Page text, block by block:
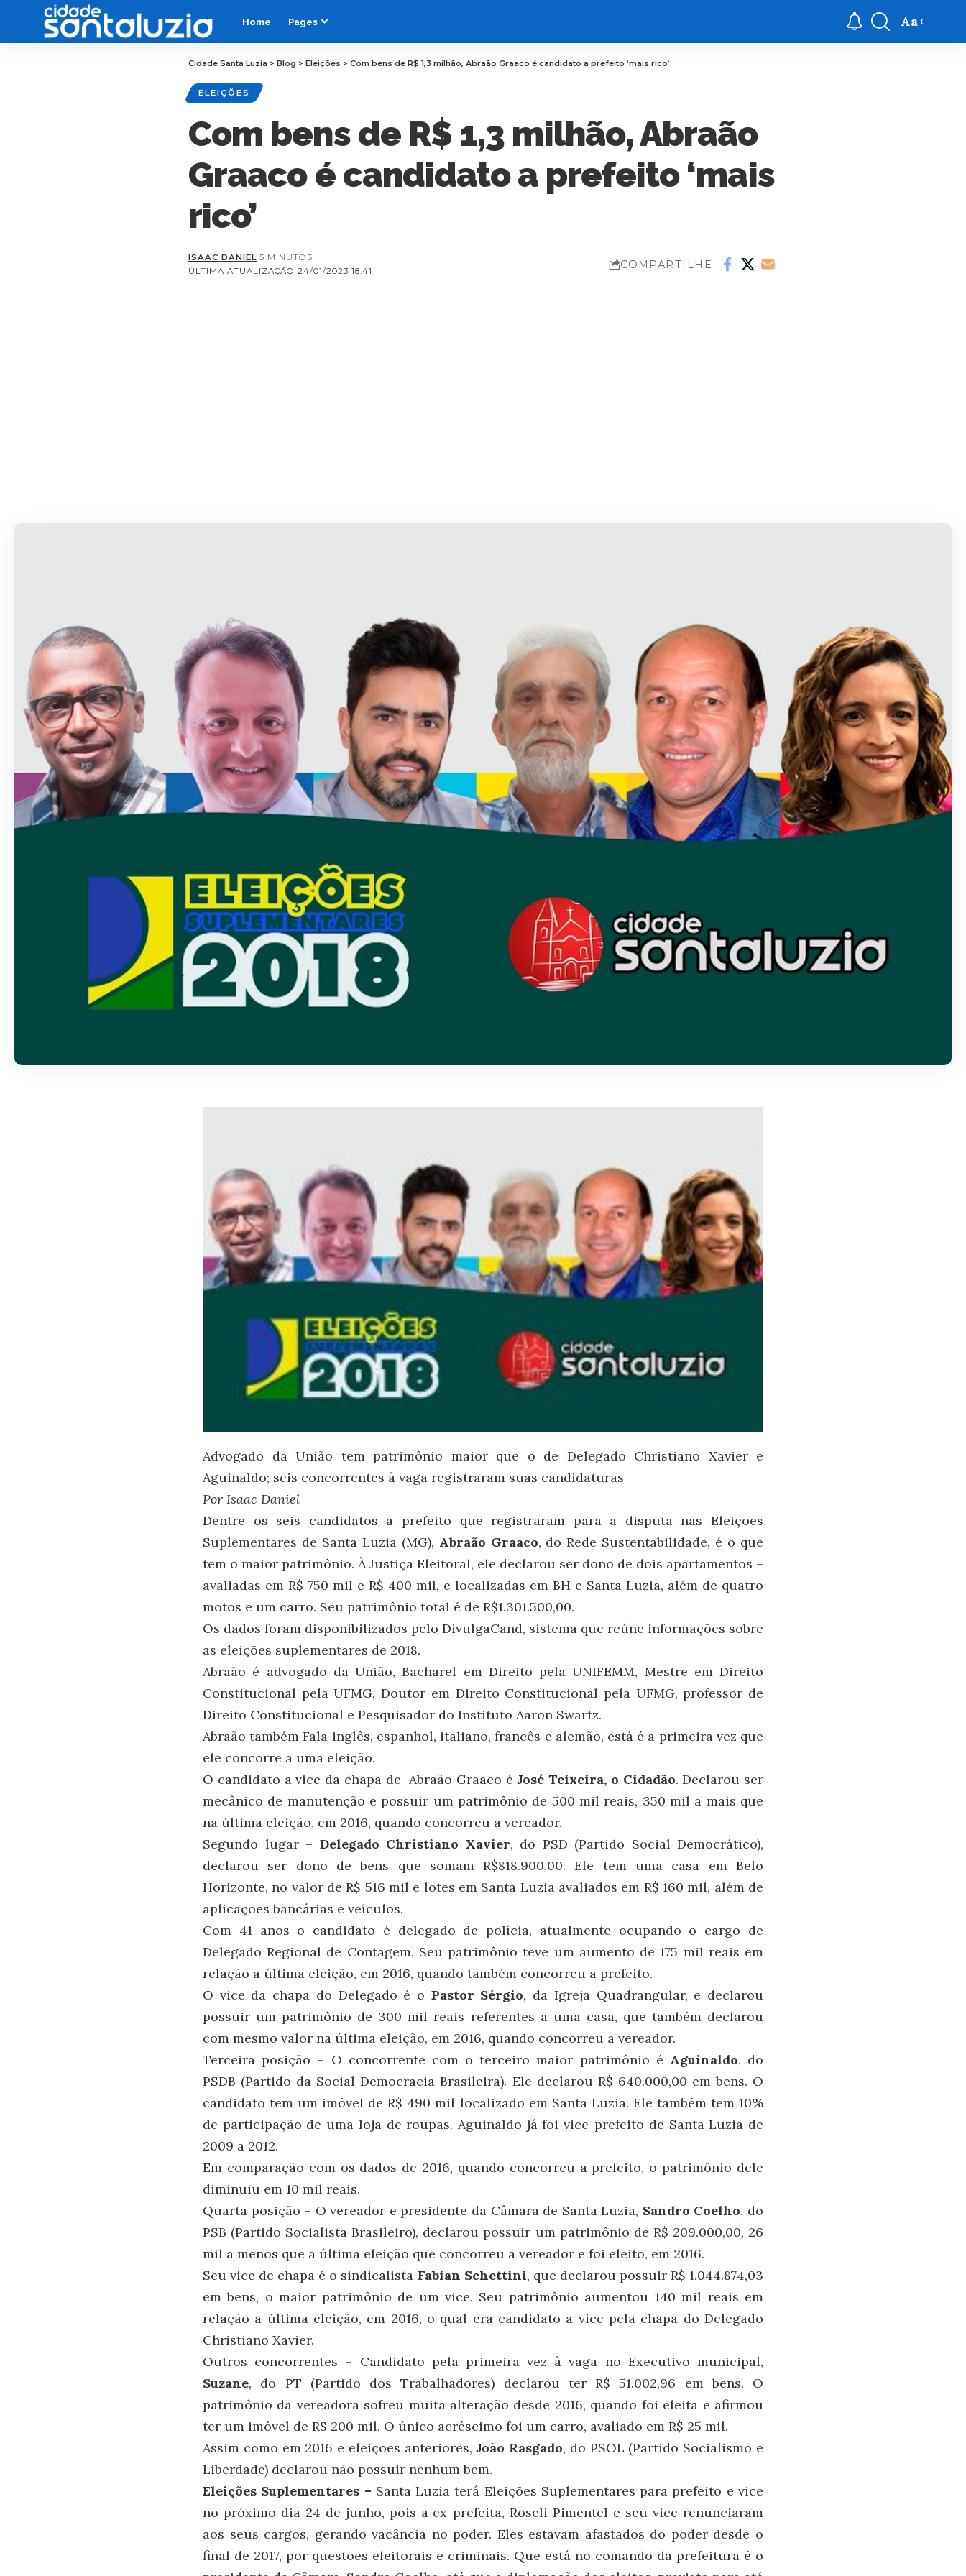
Home Pages Aa
Cidade Santa Luzia > Blog > Eleições > Com bens de R$ 1,3 milhão, Abraão Graaco é candidato a prefeito ‘mais rico’
ELEIÇÕES
Com bens de R$ 1,3 milhão, Abraão
Graaco é candidato a prefeito ‘mais
rico’
ÚLTIMA ATUALIZAÇÃO 24/01/2023 18:41
ISAAC DANIEL 5 MINUTOS
COMPARTILHE
Advogado da União tem patrimônio maior que o de Delegado Christiano Xavier e
Aguinaldo; seis concorrentes à vaga registraram suas candidaturas
Por Isaac Daniel
Dentre os seis candidatos a prefeito que registraram para a disputa nas Eleições
Suplementares de Santa Luzia (MG), Abraão Graaco, do Rede Sustentabilidade, é o que
tem o maior patrimônio. À Justiça Eleitoral, ele declarou ser dono de dois apartamentos –
avaliadas em R$ 750 mil e R$ 400 mil, e localizadas em BH e Santa Luzia, além de quatro
motos e um carro. Seu patrimônio total é de R$1.301.500,00.
Os dados foram disponibilizados pelo DivulgaCand, sistema que reúne informações sobre
as eleições suplementares de 2018.
Abraão é advogado da União, Bacharel em Direito pela UNIFEMM, Mestre em Direito
Constitucional pela UFMG, Doutor em Direito Constitucional pela UFMG, professor de
Direito Constitucional e Pesquisador do Instituto Aaron Swartz.
Abraão também Fala inglês, espanhol, italiano, francês e alemão, está é a primeira vez que
ele concorre a uma eleição.
O candidato a vice da chapa de Abraão Graaco éJosé Teixeira, o Cidadão. Declarou ser
mecânico de manutenção e possuir um patrimônio de 500 mil reais, 350 mil a mais que
na última eleição, em 2016, quando concorreu a vereador.
Segundo lugar – Delegado Christiano Xavier, do PSD (Partido Social Democrático),
declarou ser dono de bens que somam R$818.900,00. Ele tem uma casa em Belo
Horizonte, no valor de R$ 516 mil e lotes em Santa Luzia avaliados em R$ 160 mil, além de
aplicações bancárias e veículos.
Com 41 anos o candidato é delegado de polícia, atualmente ocupando o cargo de
Delegado Regional de Contagem. Seu patrimônio teve um aumento de 175 mil reais em
relação a última eleição, em 2016, quando também concorreu a prefeito.
O vice da chapa do Delegado é o Pastor Sérgio, da Igreja Quadrangular, e declarou
possuir um patrimônio de 300 mil reais referentes a uma casa, que também declarou
com mesmo valor na última eleição, em 2016, quando concorreu a vereador.
Terceira posição – O concorrente com o terceiro maior patrimônio é Aguinaldo, do
PSDB (Partido da Social Democracia Brasileira). Ele declarou R$ 640.000,00 em bens. O
candidato tem um imóvel de R$ 490 mil localizado em Santa Luzia. Ele também tem 10%
de participação de uma loja de roupas. Aguinaldo já foi vice-prefeito de Santa Luzia de
2009 a 2012.
Em comparação com os dados de 2016, quando concorreu a prefeito, o patrimônio dele
diminuiu em 10 mil reais.
Quarta posição – O vereador e presidente da Câmara de Santa Luzia, Sandro Coelho, do
PSB (Partido Socialista Brasileiro), declarou possuir um patrimônio de R$ 209.000,00, 26
mil a menos que a última eleição que concorreu a vereador e foi eleito, em 2016.
Seu vice de chapa é o sindicalista Fabian Schettini, que declarou possuir R$ 1.044.874,03
em bens, o maior patrimônio de um vice. Seu patrimônio aumentou 140 mil reais em
relação a última eleição, em 2016, o qual era candidato a vice pela chapa do Delegado
Christiano Xavier.
Outros concorrentes – Candidato pela primeira vez à vaga no Executivo municipal,
Suzane, do PT (Partido dos Trabalhadores) declarou ter R$ 51.002,96 em bens. O
patrimônio da vereadora sofreu muita alteração desde 2016, quando foi eleita e afirmou
ter um imóvel de R$ 200 mil. O único acréscimo foi um carro, avaliado em R$ 25 mil.
Assim como em 2016 e eleições anteriores,João Rasgado, do PSOL (Partido Socialismo e
Liberdade) declarou não possuir nenhum bem.
Eleições Suplementares – Santa Luzia terá Eleições Suplementares para prefeito e vice
no próximo dia 24 de junho, pois a ex-prefeita, Roseli Pimentel e seu vice renunciaram
aos seus cargos, gerando vacância no poder. Eles estavam afastados do poder desde o
final de 2017, por questões eleitorais e criminais. Que está no comando da prefeitura é o